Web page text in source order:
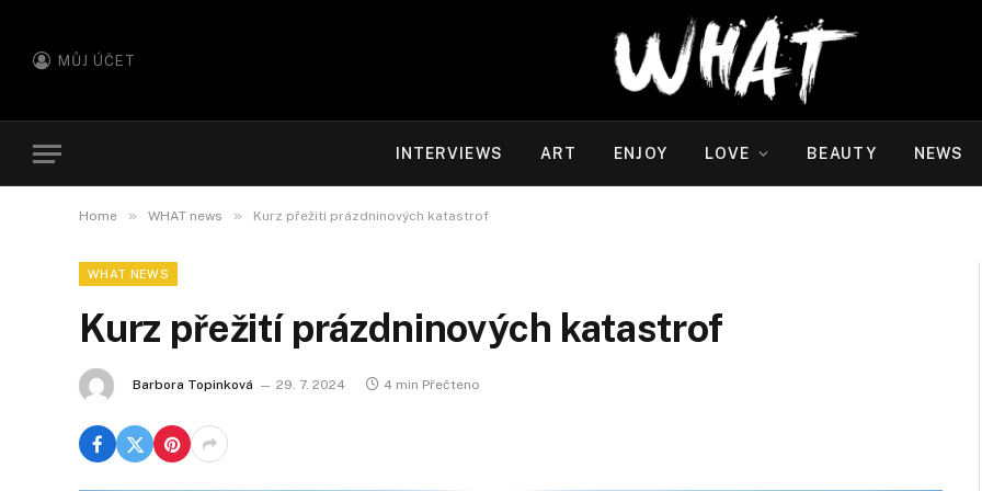
MŮJ ÚČET
INTERVIEWS ART ENJOY LOVE BEAUTY NEWS
Home » WHAT news » Kurz přežití prázdninových katastrof
WHAT NEWS
Kurz přežití prázdninových katastrof
Barbora Topinková 29. 7. 2024 4 min Přečteno